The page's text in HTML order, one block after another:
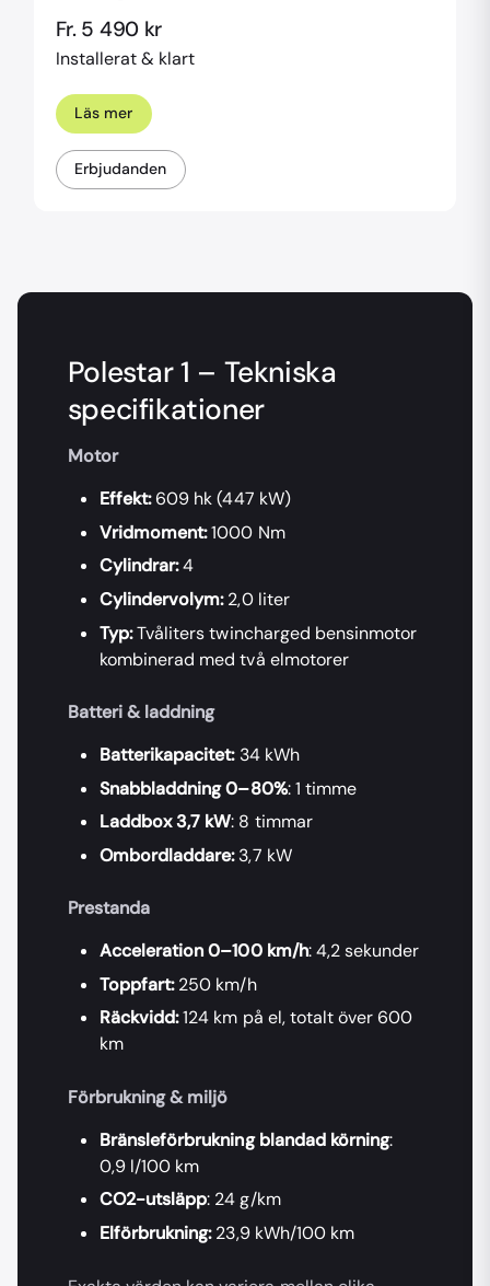
Fr. 5 490 kr
Installerat & klart
Läs mer
Erbjudanden
Polestar 1 – Tekniska
specifikationer
Motor
Effekt:609 hk (447 kW)
Vridmoment:1000 Nm
Cylindrar:4
Cylindervolym:2,0 liter
Typ:Tvåliters twincharged bensinmotor
kombinerad med två elmotorer
Batteri & laddning
Batterikapacitet:34 kWh
Snabbladdning0–80%: 1 timme
Laddbox 3,7 kW: 8 timmar
Ombordladdare:3,7 kW
Prestanda
Acceleration 0–100 km/h: 4,2 sekunder
Toppfart:250 km/h
Räckvidd:124 km på el, totalt över 600
km
Förbrukning & miljö
Bränsleförbrukning blandad körning:
0,9 l/100 km
CO2-utsläpp: 24 g/km
Elförbrukning:23,9 kWh/100 km